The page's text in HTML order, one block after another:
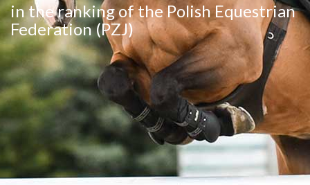
in the ranking of the Polish Equestrian
Federation (PZJ)